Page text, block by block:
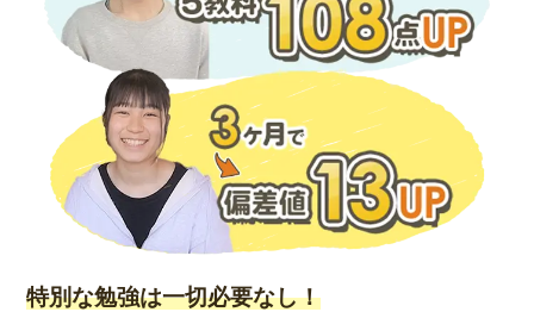
特別な勉強は一切必要なし！